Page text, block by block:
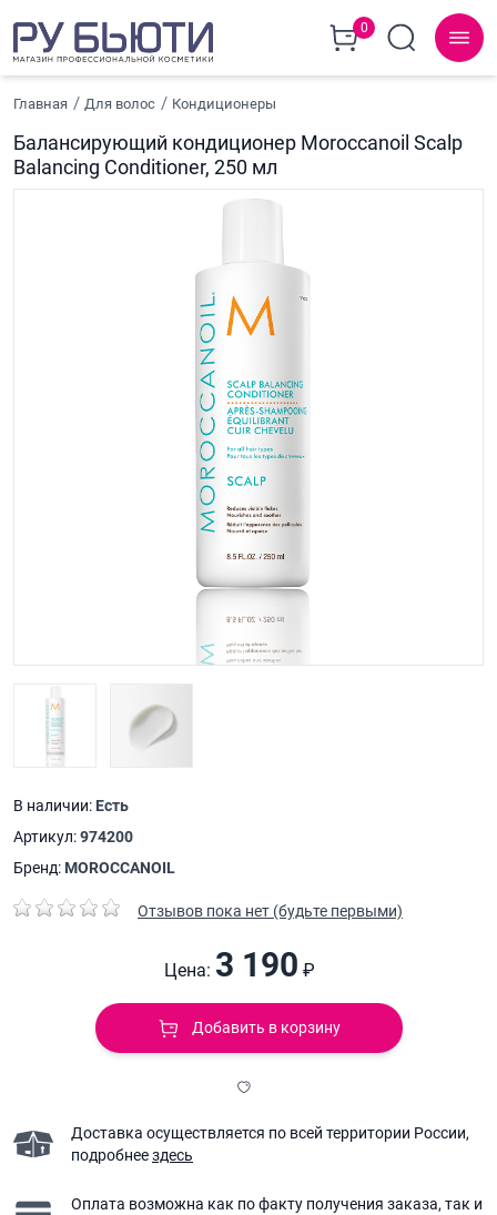
0
Главная Для волос Кондиционеры
Балансирующий кондиционер Moroccanoil Scalp
Balancing Conditioner, 250 мл
В наличии: Есть
Артикул:974200
Бренд: MOROCCANOIL
Отзывов пока нет (будьте первыми)
Цена: 3 190 ₽
Добавить в корзину
Доставка осуществляется по всей территории России,
подробнеездесь
Оплата возможна как по факту получения заказа, так и